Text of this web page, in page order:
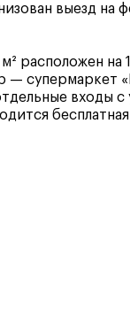
выезд на
расположен на
— супермаркет
входы с